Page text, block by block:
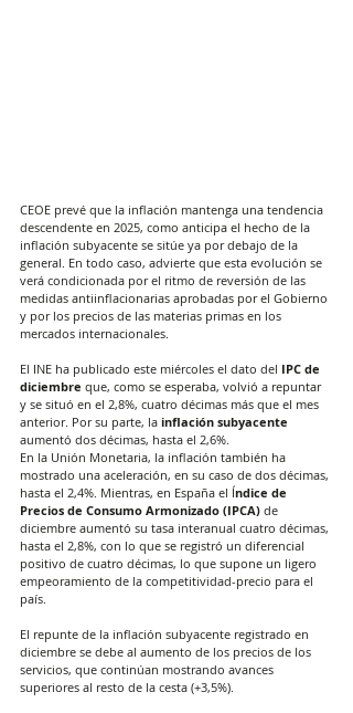
CEOE prevé que la inflación mantenga una tendencia
descendente en 2025, como anticipa el hecho de la
inflación subyacente se sitúe ya por debajo de la
general. En todo caso, advierte que esta evolución se
verá condicionada por el ritmo de reversión de las
medidas antiinflacionarias aprobadas por el Gobierno
y por los precios de las materias primas en los
mercados internacionales.
El INE ha publicado este miércoles el dato del IPC de
diciembre que, como se esperaba, volvió a repuntar
y se situó en el 2,8%, cuatro décimas más que el mes
anterior. Por su parte, la inflación subyacente
aumentó dos décimas, hasta el 2,6%.
En la Unión Monetaria, la inflación también ha
mostrado una aceleración, en su caso de dos décimas,
hasta el 2,4%. Mientras, en España el Índice de
Precios de Consumo Armonizado (IPCA) de
diciembre aumentó su tasa interanual cuatro décimas,
hasta el 2,8%, con lo que se registró un diferencial
positivo de cuatro décimas, lo que supone un ligero
empeoramiento de la competitividad-precio para el
país.
El repunte de la inflación subyacente registrado en
diciembre se debe al aumento de los precios de los
servicios, que continúan mostrando avances
superiores al resto de la cesta (+3,5%).